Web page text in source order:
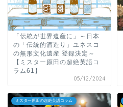
「伝統が世界遺産に」～日本
の「伝統的酒造り」ユネスコ
の無形文化遺産 登録決定～
【ミスター原田の超絶英語コ
ラム61】
05/12/2024
ミスター原田の超絶英語コラム